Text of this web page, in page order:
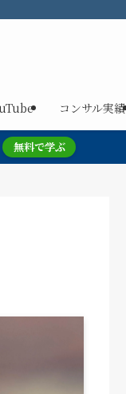
コンサル実績
無料で学ぶ